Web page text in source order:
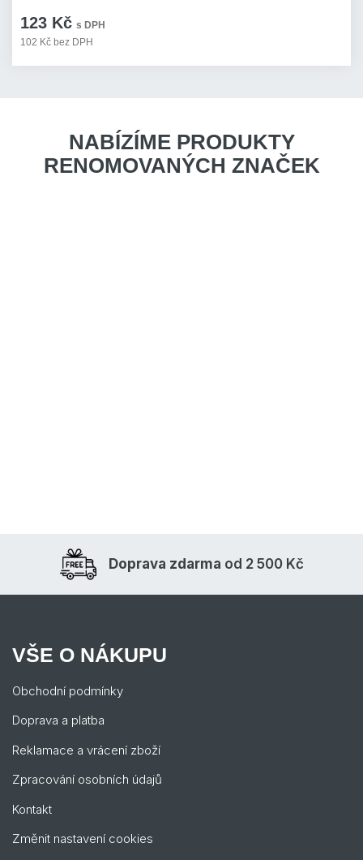
123 Kč s DPH
102 Kč bez DPH
NABÍZÍME PRODUKTY
RENOMOVANÝCH ZNAČEK
Doprava zdarma od 2 500 Kč
VŠE O NÁKUPU
Obchodní podmínky
Doprava a platba
Reklamace a vrácení zboží
Zpracování osobních údajů
Kontakt
Změnit nastavení cookies